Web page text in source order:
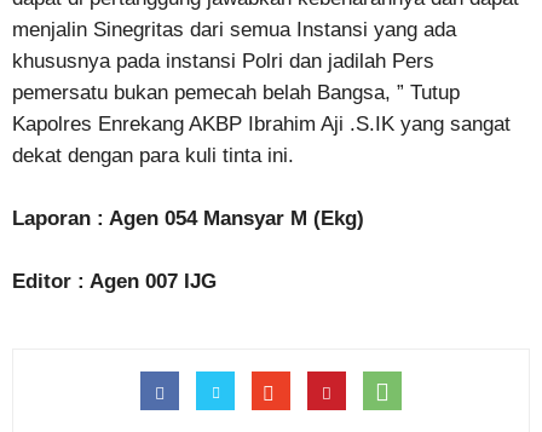
menjalin Sinegritas dari semua Instansi yang ada
khususnya pada instansi Polri dan jadilah Pers
pemersatu bukan pemecah belah Bangsa, ” Tutup
Kapolres Enrekang AKBP Ibrahim Aji .S.IK yang sangat
dekat dengan para kuli tinta ini.
Laporan : Agen 054 Mansyar M (Ekg)
Editor : Agen 007 IJG